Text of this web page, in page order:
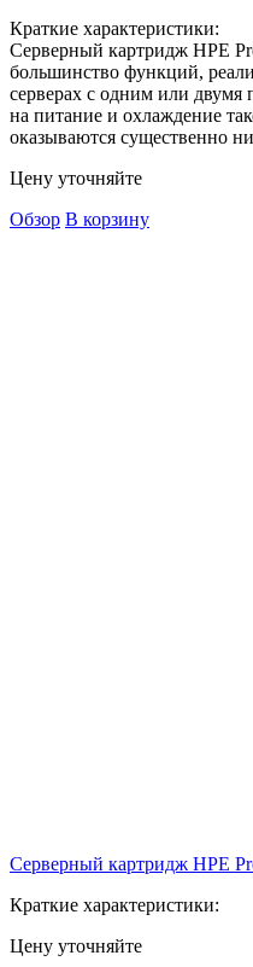
Краткие характеристики:
Серверный картридж HPE
большинство функций,
серверах с одним или двумя
на питание и охлаждение
оказываются существенно
Цену уточняйте
Обзор В корзину
Серверный картридж HPE
Краткие характеристики:
Цену уточняйте